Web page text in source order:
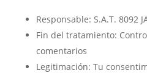
Responsable: S.A.T. 8092
Fin del tratamiento:
comentarios
Legitimación: Tu